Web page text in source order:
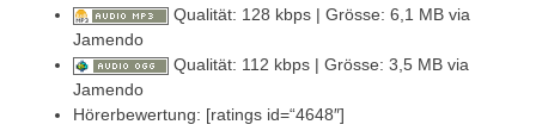
Qualität: 128 kbps | Grösse: 6,1 MB via
Jamendo
Qualität: 112 kbps | Grösse: 3,5 MB via
Jamendo
Hörerbewertung: [ratings id=“4648″]